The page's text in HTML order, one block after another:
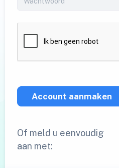
Account aanmaken
Of meld u eenvoudig
aan met: